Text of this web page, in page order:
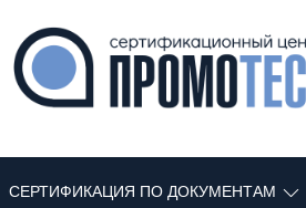
СЕРТИФИКАЦИЯ ПО ДОКУМЕНТАМ